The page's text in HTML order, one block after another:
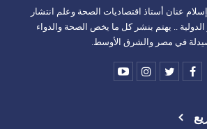
عنان أستاذ اقتصاديات الصحة وعلم انتشار
الدولية .. يهتم بنشر كل ما يخص الصحة والدواء
في مصر والشرق الأوسط.